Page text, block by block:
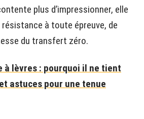
plus d’impressionner, elle
à toute épreuve, de
du transfert zéro.
à lèvres : pourquoi il ne tient
astuces pour une tenue